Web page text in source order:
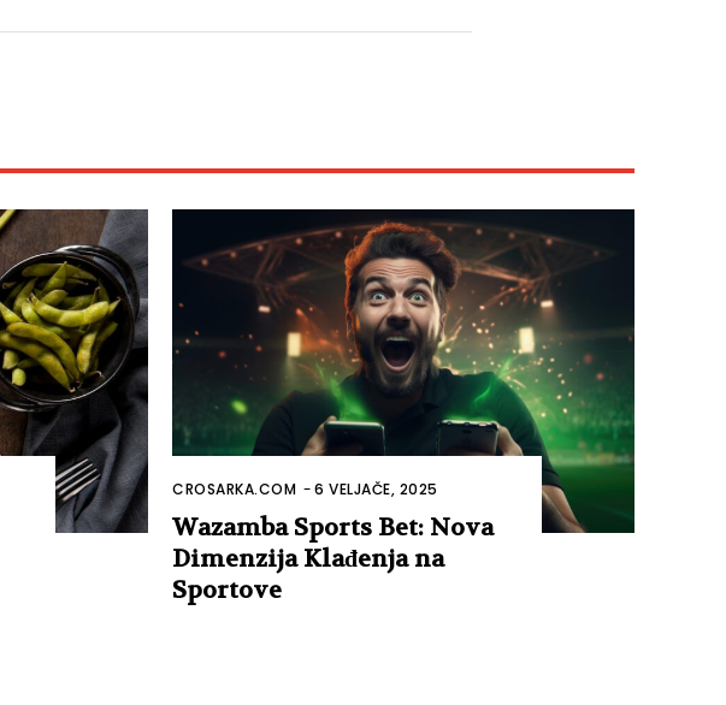
CROSARKA.COM -6 VELJAČE, 2025
Wazamba Sports Bet: Nova
Dimenzija Klađenja na
Sportove